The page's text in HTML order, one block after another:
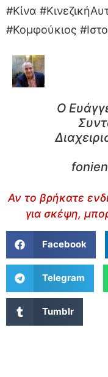
#Κίνα
#Κομφούκιος
Ο
Αν το βρήκατε
για σκέψη,
Facebook
Telegram
Tumblr